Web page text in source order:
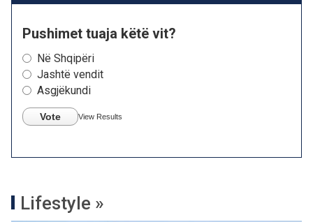
Pushimet tuaja këtë vit?
Në Shqipëri
Jashtë vendit
Asgjëkundi
Vote View Results
Lifestyle »